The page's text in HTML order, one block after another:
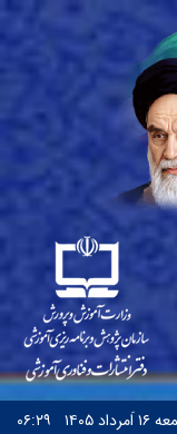
۱۶ اَمرداد ۱۴۰۵ ۰۶:۲۹